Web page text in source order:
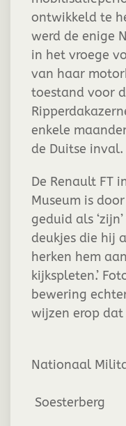
ontwikkeld te
werd de enige
in het vroege
van haar
toestand voor
enkele
de Duitse inval.
De Renault FT
Museum is
geduid als
deukjes die hij
herken hem
kijkspleten.’
bewering
wijzen erop
Nationaal
Soesterberg